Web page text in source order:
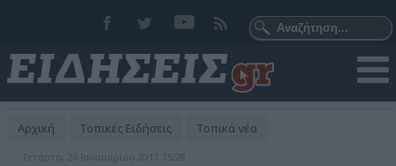
Αρχική Τοπικές Ειδήσεις Τοπικά νέα
Τετάρτη, 26 Ιανουαρίου 2011 15:28